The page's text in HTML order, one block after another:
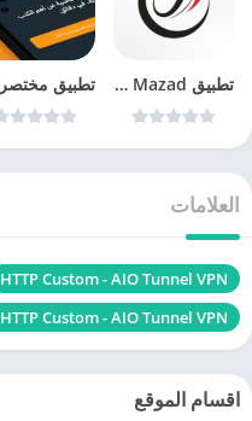
تطبيق Yemen Mazad يمن مزاد
العلامات
HTTP Custom - AIO Tunnel VPN‏
HTTP Custom - AIO Tunnel VPN‏ 4.5.9,
اقسام الموقع